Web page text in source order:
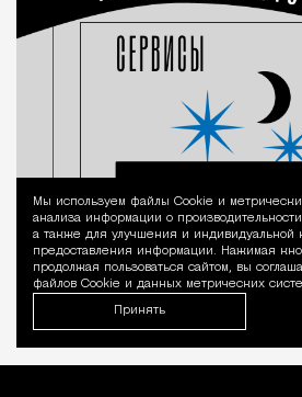
Мы используем файлы Сookie и
анализа информации о
а также для улучшения и индивидуальной
предоставления информации. Нажимая
продолжая пользоваться сайтом, вы
файлов Cookie и данных метрических
Принять